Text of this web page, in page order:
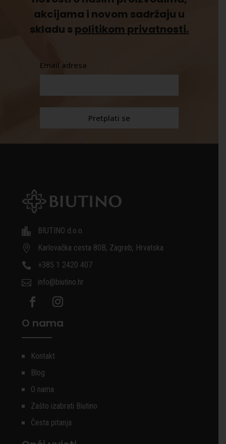
akcijama i novom sadržaju u
skladu s politikom privatnosti.
Email adresa

BIUTINO d.o.o.

Karlovačka cesta 80B, Zagreb, Hrvatska

+385 1 2420 407

info@biutino.hr
O nama
Kontakt
Blog
O nama
Zašto izabrati Biutino
Česta pitanja